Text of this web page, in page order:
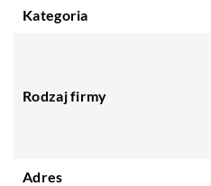
Kategoria
Rodzaj firmy
Adres